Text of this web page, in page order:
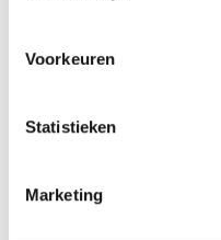
Voorkeuren
Statistieken
Marketing
gemeente mee in
van
veiligheidsregio’s)
beleid we hanteren
van een hoge